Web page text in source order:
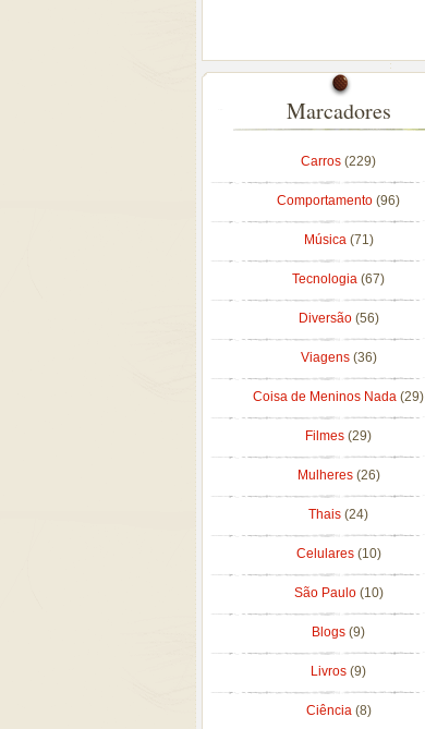
Marcadores
Carros (229)
Comportamento (96)
Música (71)
Tecnologia (67)
Diversão (56)
Viagens (36)
Coisa de Meninos Nada (29)
Filmes (29)
Mulheres (26)
Thais (24)
Celulares (10)
São Paulo (10)
Blogs (9)
Livros (9)
Ciência (8)